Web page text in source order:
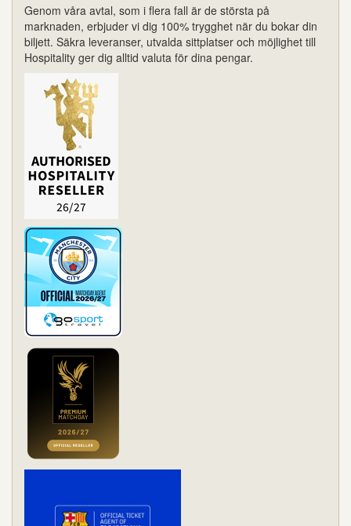
Genom våra avtal, som i flera fall är de största på
marknaden, erbjuder vi dig 100% trygghet när du bokar din
biljett. Säkra leveranser, utvalda sittplatser och möjlighet till
Hospitality ger dig alltid valuta för dina pengar.